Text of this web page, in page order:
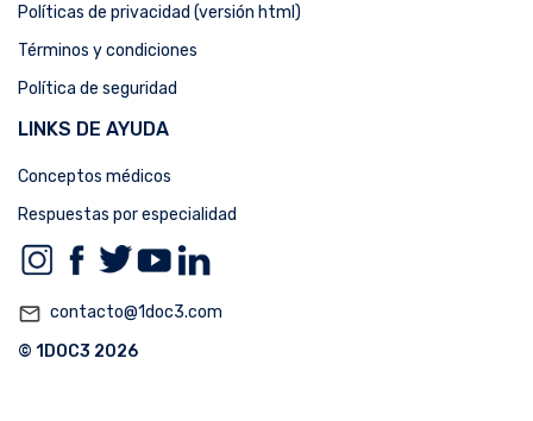
Políticas de privacidad (versión html)
Términos y condiciones
Política de seguridad
LINKS DE AYUDA
Conceptos médicos
Respuestas por especialidad
mail_outline contacto@1doc3.com
© 1DOC3 2026